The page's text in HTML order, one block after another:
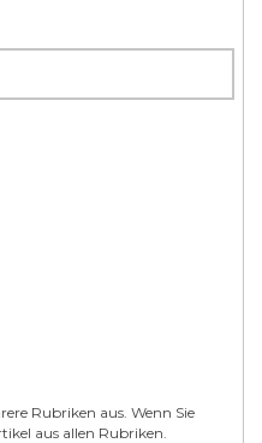
Rubriken aus. Wenn Sie
aus allen Rubriken.